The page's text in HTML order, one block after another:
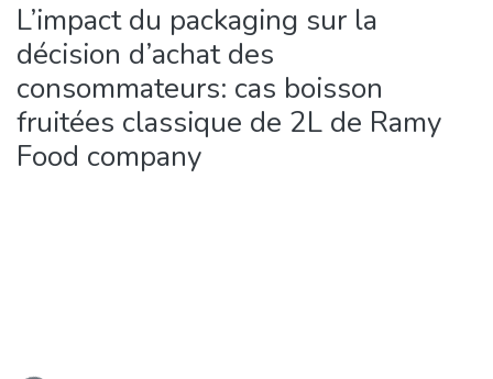
L’impact du packaging sur la
décision d’achat des
consommateurs: cas boisson
fruitées classique de 2L de Ramy
Food company